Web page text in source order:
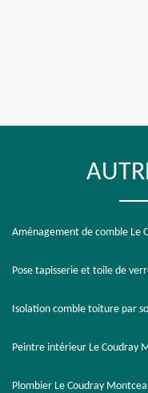
Aménagement de comble Le
Pose tapisserie et toile de
Isolation comble toiture par
Peintre intérieur Le Coudray
Plombier Le Coudray